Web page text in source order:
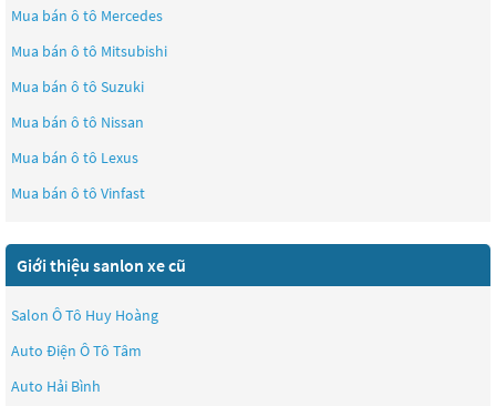
Mua bán ô tô Mercedes
Mua bán ô tô Mitsubishi
Mua bán ô tô Suzuki
Mua bán ô tô Nissan
Mua bán ô tô Lexus
Mua bán ô tô Vinfast
Giới thiệu sanlon xe cũ
Salon Ô Tô Huy Hoàng
Auto Điện Ô Tô Tâm
Auto Hải Bình